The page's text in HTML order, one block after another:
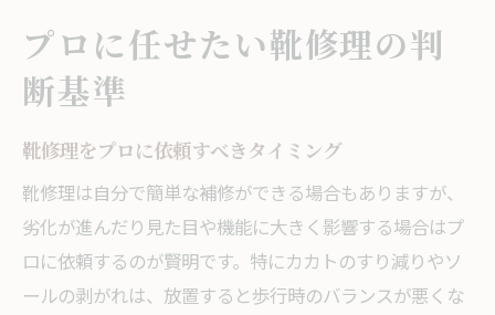
プロに任せたい靴修理の判
断基準
靴修理をプロに依頼すべきタイミング
靴修理は自分で簡単な補修ができる場合もありますが、
劣化が進んだり見た目や機能に大きく影響する場合はプ
ロに依頼するのが賢明です。特にカカトのすり減りやソ
ールの剥がれは、放置すると歩行時のバランスが悪くな